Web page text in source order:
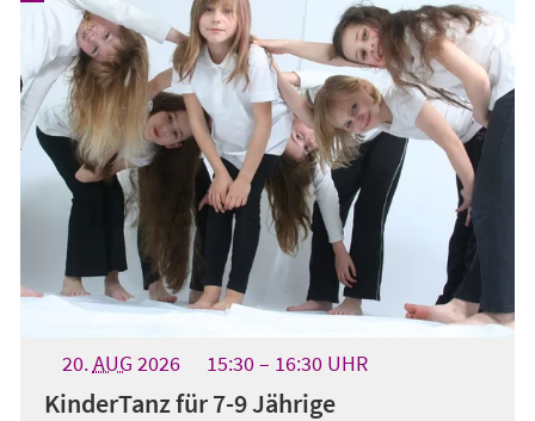
20.AUG 2026 15:30 16:30UHR
KinderTanz für 7-9 Jährige